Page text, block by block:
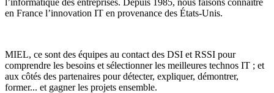
en France l’innovation IT en provenance des États-Unis.
MIEL, ce sont des équipes au contact des DSI et RSSI pour
comprendre les besoins et sélectionner les meilleures technos IT ; et
aux côtés des partenaires pour détecter, expliquer, démontrer,
former... et gagner les projets ensemble.